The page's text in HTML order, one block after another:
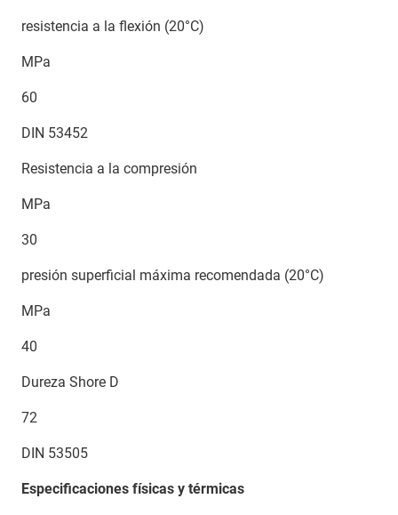
resistencia a la flexión (20°C)
MPa
60
DIN 53452
Resistencia a la compresión
MPa
30
presión superficial máxima recomendada (20°C)
MPa
40
Dureza Shore D
72
DIN 53505
Especificaciones físicas y térmicas